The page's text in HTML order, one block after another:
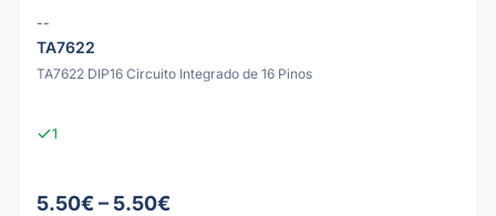
--
TA7622
TA7622 DIP16 Circuito Integrado de 16 Pinos
1
5.50€ – 5.50€